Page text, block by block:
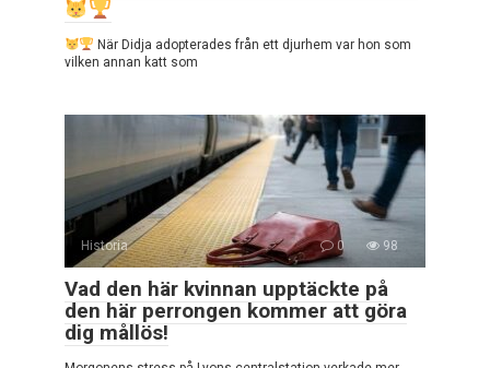
När Didja adopterades från ett djurhem var hon som
vilken annan katt som
Historia 0 98
Vad den här kvinnan upptäckte på
den här perrongen kommer att göra
dig mållös!